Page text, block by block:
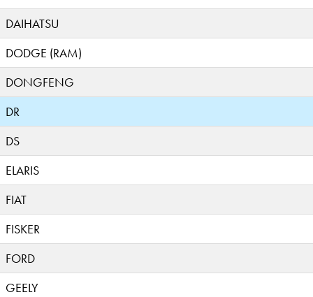
DAIHATSU
DODGE (RAM)
DONGFENG
DR
DS
ELARIS
FIAT
FISKER
FORD
GEELY